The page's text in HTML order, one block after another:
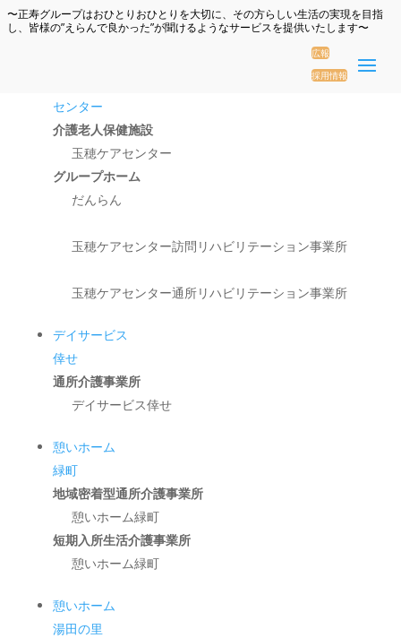
〜正寿グループはおひとりおひとりを大切に、その方らしい生活の実現を目指
し、皆様の”えらんで良かった”が聞けるようなサービスを提供いたします〜
広報
採用情報
センター
介護老人保健施設
玉穂ケアセンター
グループホーム
だんらん
玉穂ケアセンター訪問リハビリテーション事業所
玉穂ケアセンター通所リハビリテーション事業所
デイサービス
倖せ
通所介護事業所
デイサービス倖せ
憩いホーム
緑町
地域密着型通所介護事業所
憩いホーム緑町
短期入所生活介護事業所
憩いホーム緑町
憩いホーム
湯田の里